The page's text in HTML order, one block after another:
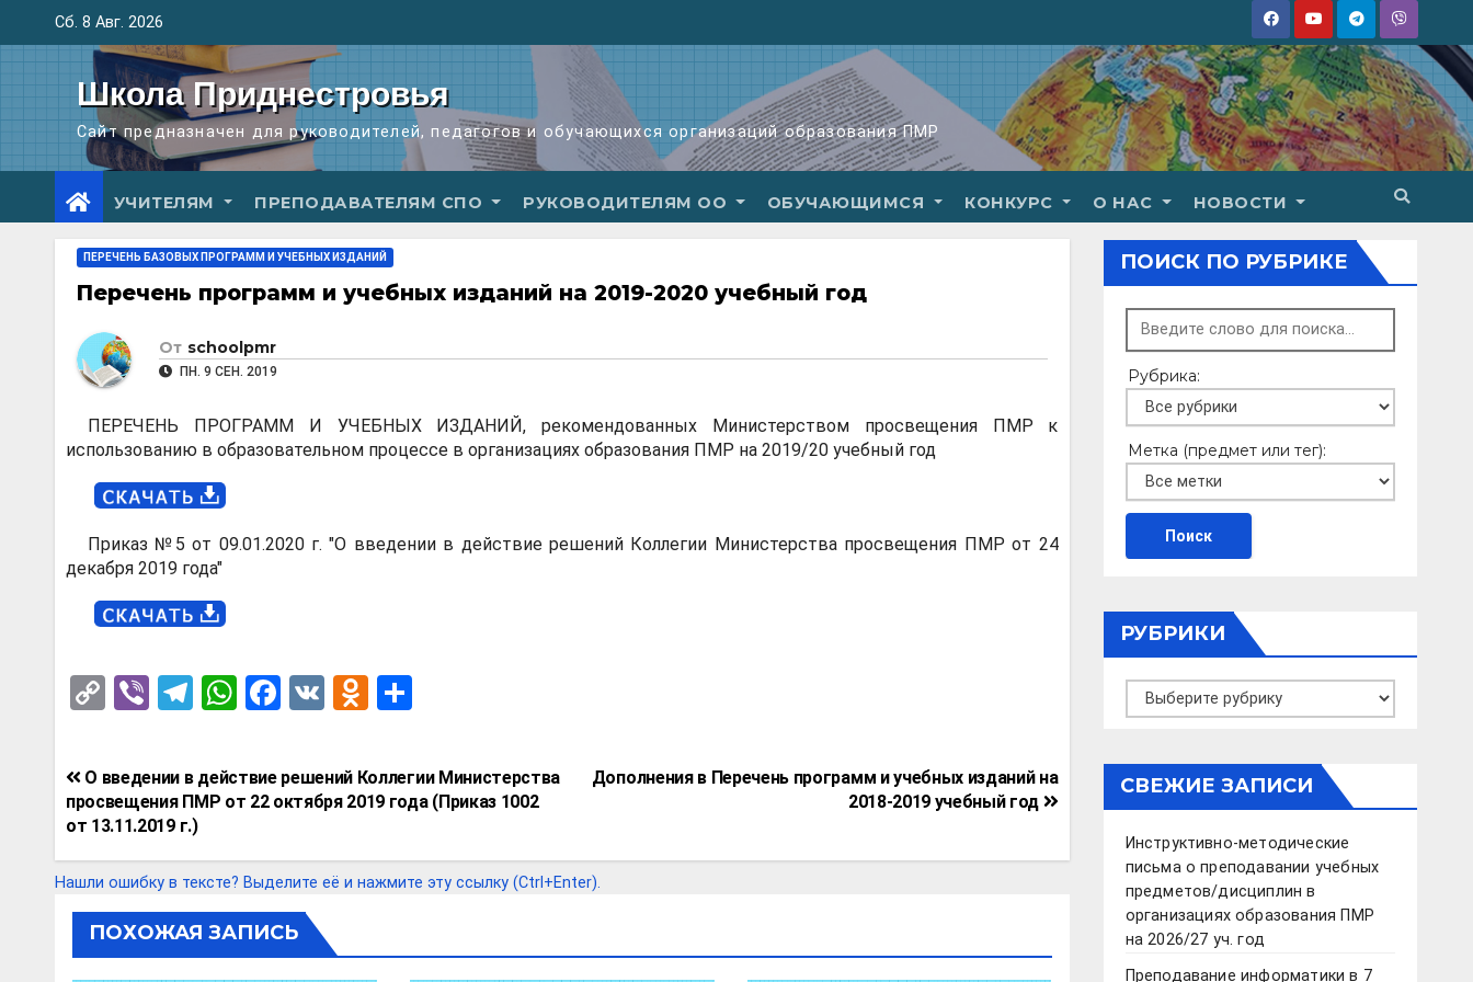
содержимому
Сб. 8 Авг. 2026
Школа Приднестровья
Сайт предназначен для руководителей, педагогов и обучающихся организаций образования ПМР
УЧИТЕЛЯМ ПРЕПОДАВАТЕЛЯМ СПО РУКОВОДИТЕЛЯМ ОО ОБУЧАЮЩИМСЯ КОНКУРС О НАС НОВОСТИ
ПЕРЕЧЕНЬ БАЗОВЫХ ПРОГРАММ И УЧЕБНЫХ ИЗДАНИЙ
Перечень программ и учебных изданий на 2019-2020 учебный год
От schoolpmr
ПН. 9 СЕН. 2019
ПЕРЕЧЕНЬ ПРОГРАММ И УЧЕБНЫХ ИЗДАНИЙ, рекомендованных Министерством просвещения ПМР к
использованию в образовательном процессе в организациях образования ПМР на 2019/20 учебный год
Приказ №5 от 09.01.2020 г. "О введении в действие решений Коллегии Министерства просвещения ПМР от 24
декабря 2019 года"
C
Li
n
k
Vi T
gr
a
m
W
s
p
p
F
b
o
k
V
O
o
a
ki
р
в
ь
Навигация
по
записям
Дополнения в Перечень программ и учебных изданий на
2018-2019 учебный год
О введении в действие решений Коллегии Министерства
просвещения ПМР от 22 октября 2019 года (Приказ 1002
от 13.11.2019 г.)
Нашли ошибку в тексте? Выделите её и нажмите эту ссылку (Ctrl+Enter).
ПОХОЖАЯ ЗАПИСЬ
ПОИСК ПО РУБРИКЕ
Рубрика:
Метка (предмет или тег):
РУБРИКИ
Рубрики
СВЕЖИЕ ЗАПИСИ
Инструктивно-методические
письма о преподавании учебных
предметов/дисциплин в
организациях образования ПМР
на 2026/27 уч. год
Преподавание информатики в 7